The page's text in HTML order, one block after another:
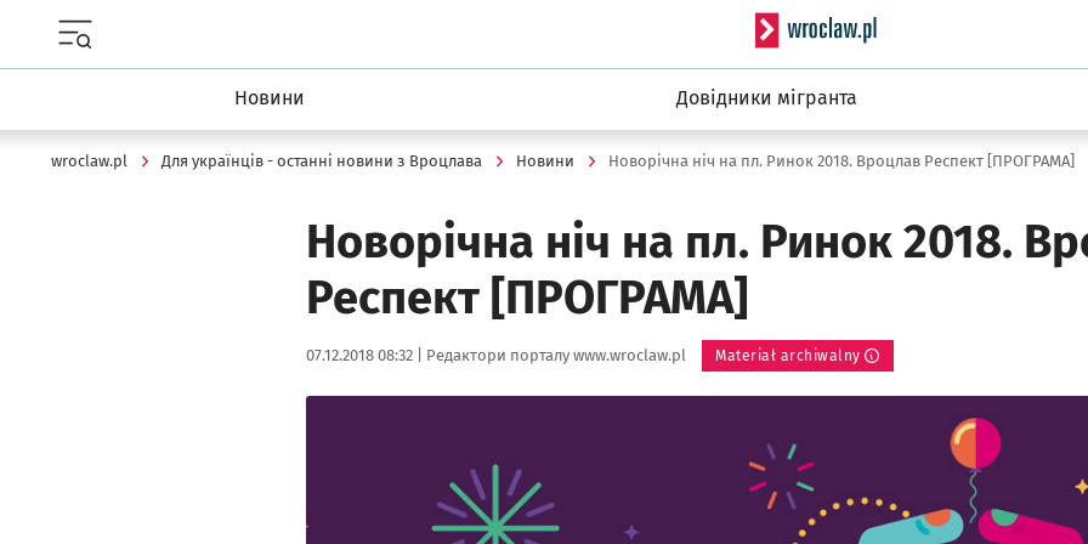
Serwis informacyjny
Новини Довідники мігранта
wroclaw.pl Для українців - останні новини з Вроцлава Новини Новорічна ніч на пл. Ринок 2018. Вроцлав Респект [ПРОГРАМА]
Новорічна ніч на пл. Ринок 2018.
Респект [ПРОГРАМА]
Data publikacji:
07.12.2018 08:32 | Autor:
Редактори порталу www.wroclaw.pl Materiał archiwalny